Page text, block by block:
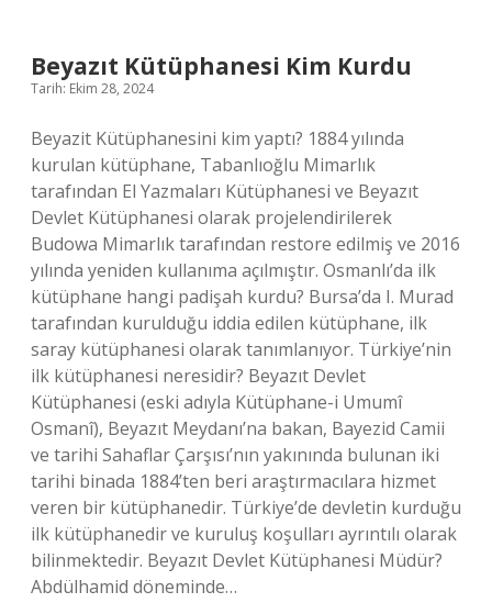
Beyazıt Kütüphanesi Kim Kurdu
Tarih: Ekim 28, 2024
Beyazit Kütüphanesini kim yaptı? 1884 yılında
kurulan kütüphane, Tabanlıoğlu Mimarlık
tarafından El Yazmaları Kütüphanesi ve Beyazıt
Devlet Kütüphanesi olarak projelendirilerek
Budowa Mimarlık tarafından restore edilmiş ve 2016
yılında yeniden kullanıma açılmıştır. Osmanlı’da ilk
kütüphane hangi padişah kurdu? Bursa’da I. Murad
tarafından kurulduğu iddia edilen kütüphane, ilk
saray kütüphanesi olarak tanımlanıyor. Türkiye’nin
ilk kütüphanesi neresidir? Beyazıt Devlet
Kütüphanesi (eski adıyla Kütüphane-i Umumî
Osmanî), Beyazıt Meydanı’na bakan, Bayezid Camii
ve tarihi Sahaflar Çarşısı’nın yakınında bulunan iki
tarihi binada 1884’ten beri araştırmacılara hizmet
veren bir kütüphanedir. Türkiye’de devletin kurduğu
ilk kütüphanedir ve kuruluş koşulları ayrıntılı olarak
bilinmektedir. Beyazıt Devlet Kütüphanesi Müdür?
Abdülhamid döneminde…